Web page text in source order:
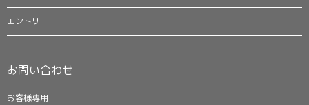
エントリー
お問い合わせ
お客様専用